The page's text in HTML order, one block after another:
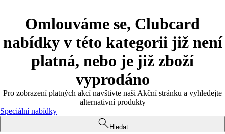
Omlouváme se, Clubcard
nabídky v této kategorii již není
platná, nebo je již zboží
vyprodáno
Pro zobrazení platných akcí navštivte naši Akční stránku a vyhledejte
alternativní produkty
Speciální nabídky
Hledat